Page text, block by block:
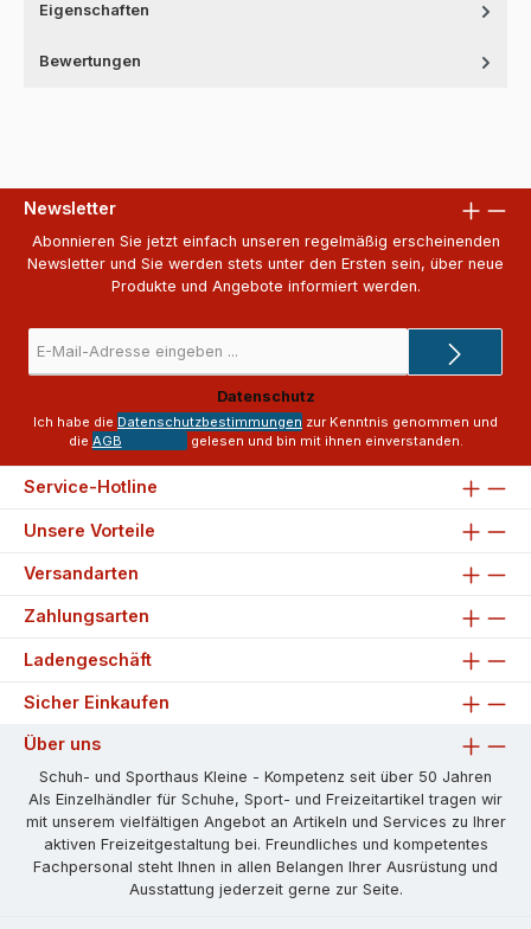
Eigenschaften
Bewertungen
Newsletter
Abonnieren Sie jetzt einfach unseren regelmäßig erscheinenden
Newsletter und Sie werden stets unter den Ersten sein, über neue
Produkte und Angebote informiert werden.
Mail-
Adresse
*
Datenschutz
Ich habe die Datenschutzbestimmungen zur Kenntnis genommen und
die AGB gelesen und bin mit ihnen einverstanden.
Service-Hotline
Unsere Vorteile
Versandarten
Zahlungsarten
Ladengeschäft
Sicher Einkaufen
Über uns
Schuh- und Sporthaus Kleine - Kompetenz seit über 50 Jahren
Als Einzelhändler für Schuhe, Sport- und Freizeitartikel tragen wir
mit unserem vielfältigen Angebot an Artikeln und Services zu Ihrer
aktiven Freizeitgestaltung bei. Freundliches und kompetentes
Fachpersonal steht Ihnen in allen Belangen Ihrer Ausrüstung und
Ausstattung jederzeit gerne zur Seite.